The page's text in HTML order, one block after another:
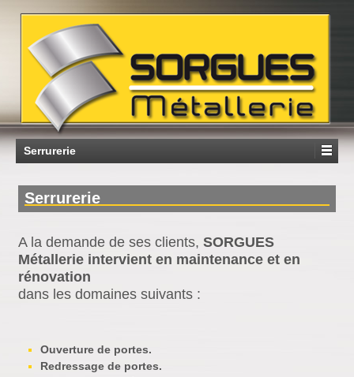
Serrurerie
Serrurerie
A la demande de ses clients, SORGUES
Métallerie intervient en maintenance et en
rénovation
dans les domaines suivants :
Ouverture de portes.
Redressage de portes.